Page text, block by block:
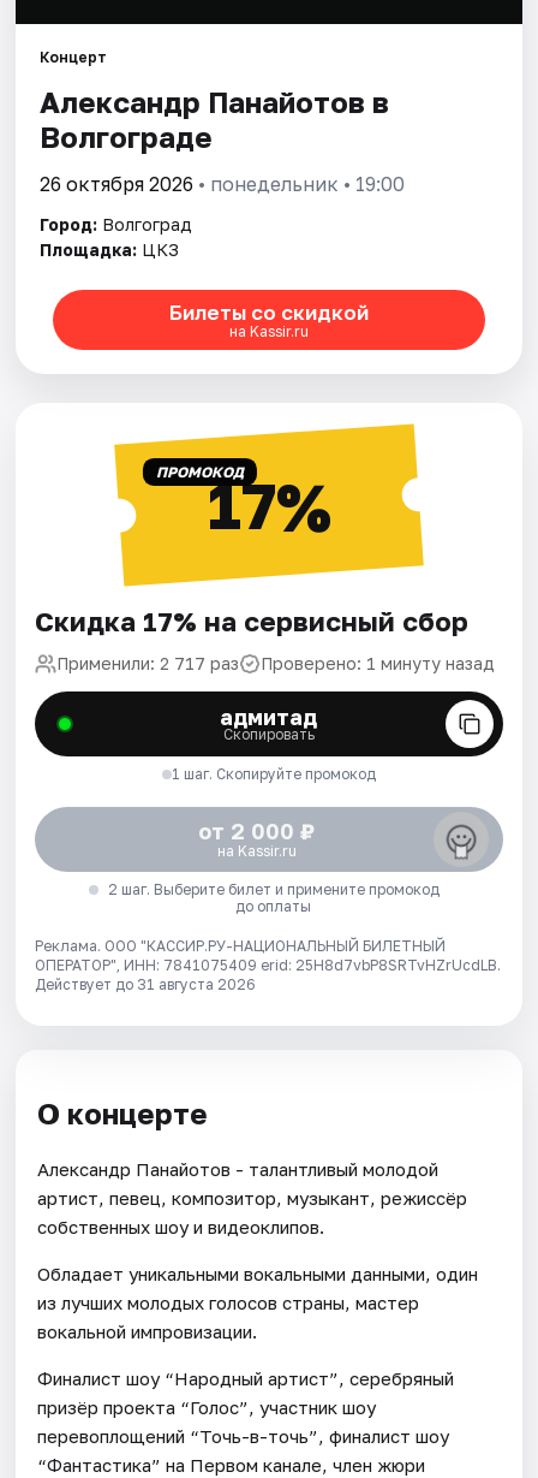
Концерт
Александр Панайотов в
Волгограде
26 октября 2026 • понедельник • 19:00
Город: Волгоград
Площадка: ЦКЗ
Билеты со скидкой
на Kassir.ru
ПРОМОКОД17%
Скидка 17% на сервисный сбор
Применили: 2 717 раз Проверено: 1 минуту назад
адмитад
Скопировать
1 шаг. Скопируйте промокод
от 2 000 ₽
на Kassir.ru
2 шаг. Выберите билет и примените промокод
до оплаты
Реклама. ООО "КАССИР.РУ-НАЦИОНАЛЬНЫЙ БИЛЕТНЫЙ
ОПЕРАТОР", ИНН: 7841075409 erid: 25H8d7vbP8SRTvHZrUcdLB.
Действует до 31 августа 2026
О концерте
Александр Панайотов - талантливый молодой
артист, певец, композитор, музыкант, режиссёр
собственных шоу и видеоклипов.
Обладает уникальными вокальными данными, один
из лучших молодых голосов страны, мастер
вокальной импровизации.
Финалист шоу “Народный артист”, серебряный
призёр проекта “Голос”, участник шоу
перевоплощений “Точь-в-точь”, финалист шоу
“Фантастика” на Первом канале, член жюри